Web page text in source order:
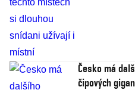
Česko má
čipových